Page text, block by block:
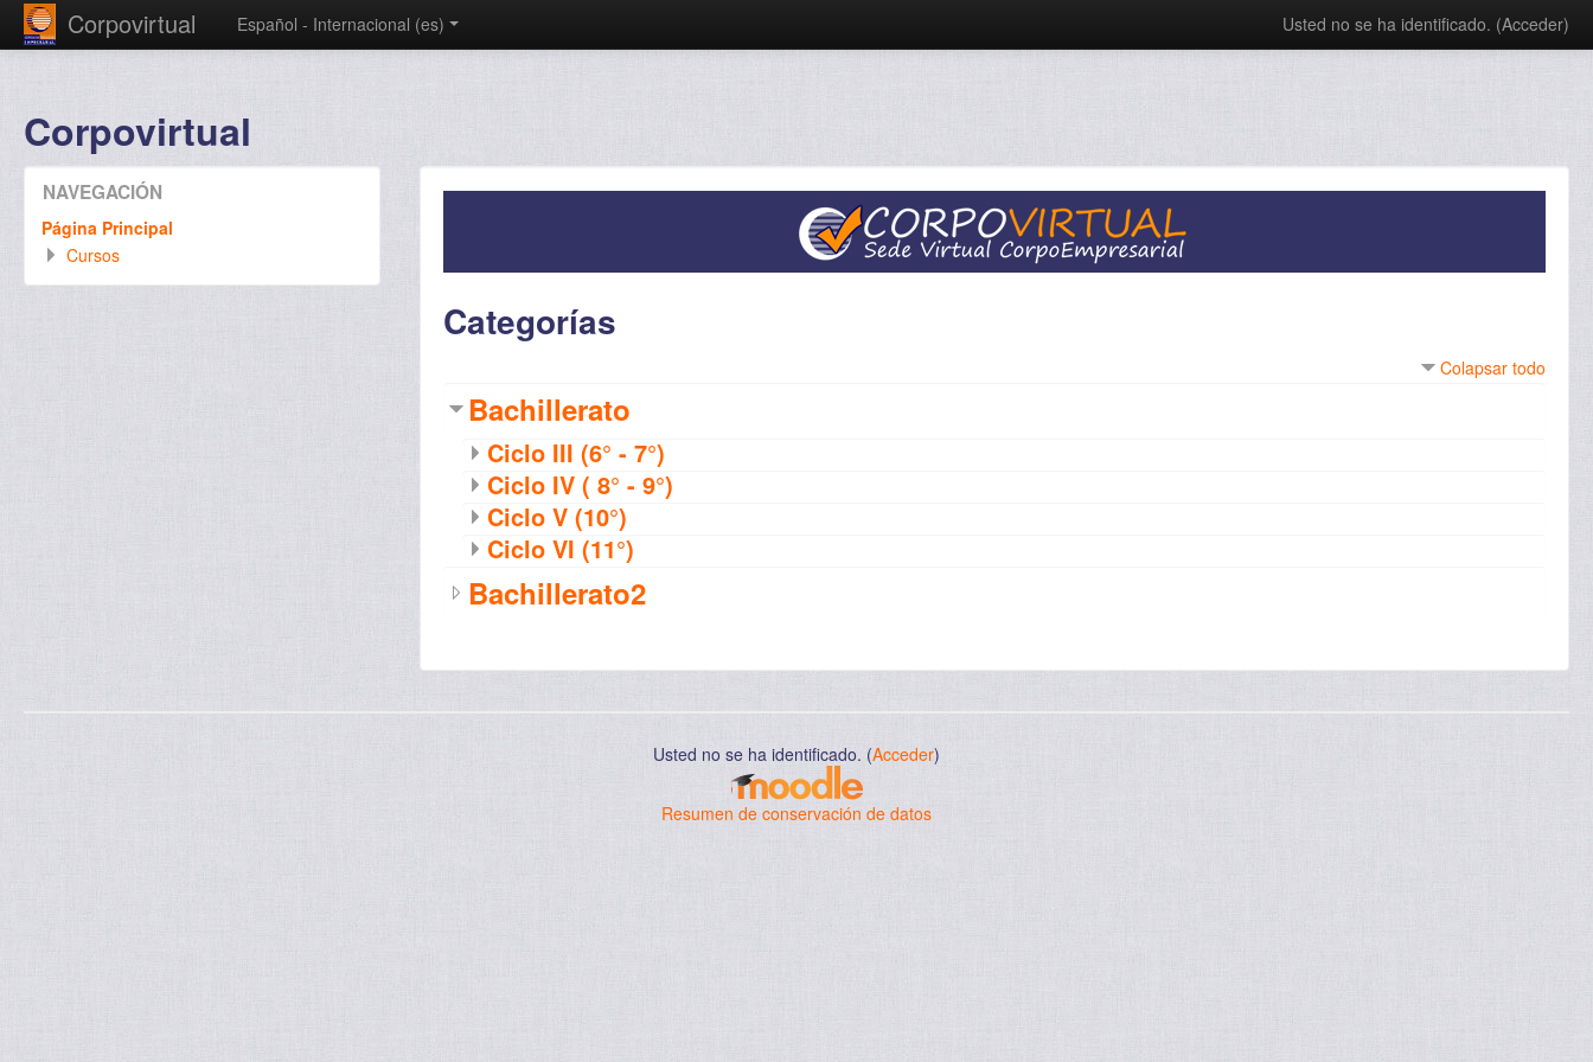
Corpovirtual Usted no se ha identificado. (Acceder)
Español - Internacional ‎(es)‎
Corpovirtual
Categorías
Colapsar todo
Bachillerato
Ciclo III (6° - 7°)
Ciclo IV ( 8° - 9°)
Ciclo V (10°)
Ciclo VI (11°)
Bachillerato2
NAVEGACIÓN
Página Principal
Cursos
Usted no se ha identificado. (Acceder)
Resumen de conservación de datos